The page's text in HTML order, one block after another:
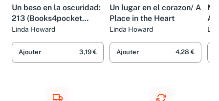
Un beso en la oscuridad:
213 (Books4pocket
romántica)
Linda Howard
Ajouter 3,19 €
Un lugar en el corazon/ A
Place in the Heart
Linda Howard
Ajouter 4,28 €